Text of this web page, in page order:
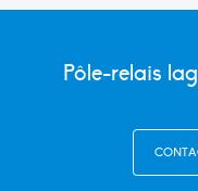
Pôle-relais